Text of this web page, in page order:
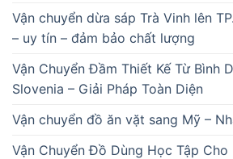
Vận chuyển dừa sáp Trà Vinh lên
– uy tín – đảm bảo chất lượng
Vận Chuyển Đầm Thiết Kế Từ Bình
Slovenia – Giải Pháp Toàn Diện
Vận chuyển đồ ăn vặt sang Mỹ –
Vận Chuyển Đồ Dùng Học Tập Cho